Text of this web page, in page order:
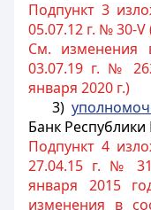
Подпункт 3
05.07.12 г. № 30-V
См.
03.07.19 г. №
января 2020 г.)
3)
Банк Республики
Подпункт 4
27.04.15 г. №
января 2015
изменения в